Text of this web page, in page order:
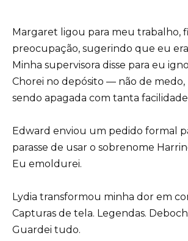
Margaret ligou para meu trabalho,
preocupação, sugerindo que eu
Minha supervisora disse para eu
Chorei no depósito — não de medo,
sendo apagada com tanta
Edward enviou um pedido formal
parasse de usar o sobrenome
Eu emoldurei.
Lydia transformou minha dor em
Capturas de tela. Legendas.
Guardei tudo.